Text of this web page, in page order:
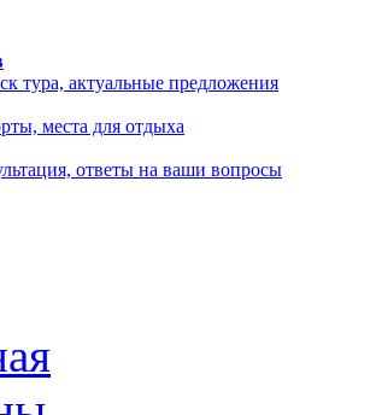
тура, актуальные предложения
места для отдыха
ответы на ваши вопросы